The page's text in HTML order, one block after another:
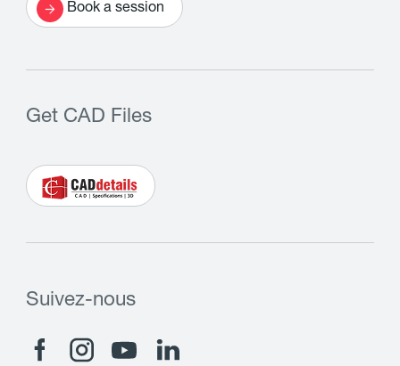
Book a session
Get CAD Files
Suivez-nous